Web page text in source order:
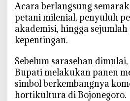
i
M
u
B
o
j
o
‎Acara berlangsung
petani milenial, penyuluh
akademisi, hingga
kepentingan.
‎Sebelum sarasehan
Bupati melakukan panen
simbol berkembangnya
hortikultura di Bojonegoro.